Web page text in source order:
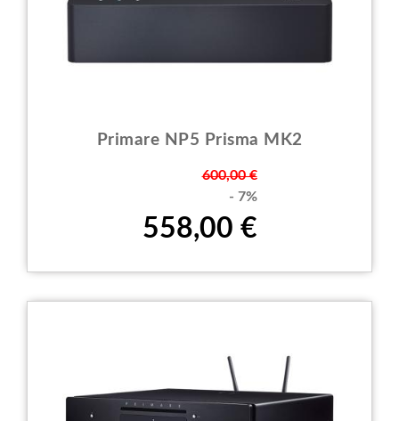
Primare NP5 Prisma MK2
600,00 €
- 7%
558,00 €